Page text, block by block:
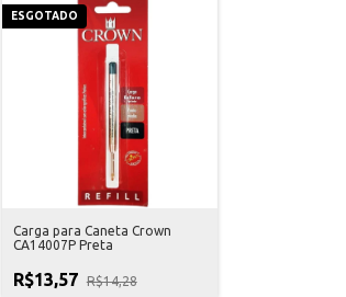
ESGOTADO
Carga para Caneta Crown
CA14007P Preta
R$13,57 R$14,28